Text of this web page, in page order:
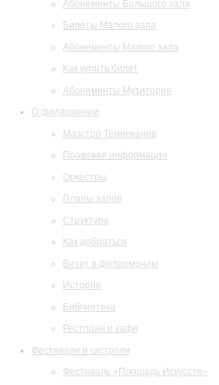
Абонементы Большого зала
Билеты Малого зала
Абонементы Малого зала
Как купить билет
Абонементы Музитория
О филармонии
Маэстро Темирканов
Правовая информация
Оркестры
Планы залов
Структура
Как добраться
Визит в филармонию
История
Библиотека
Ресторан и кафе
Фестивали и гастроли
Фестиваль «Площадь Искусств»